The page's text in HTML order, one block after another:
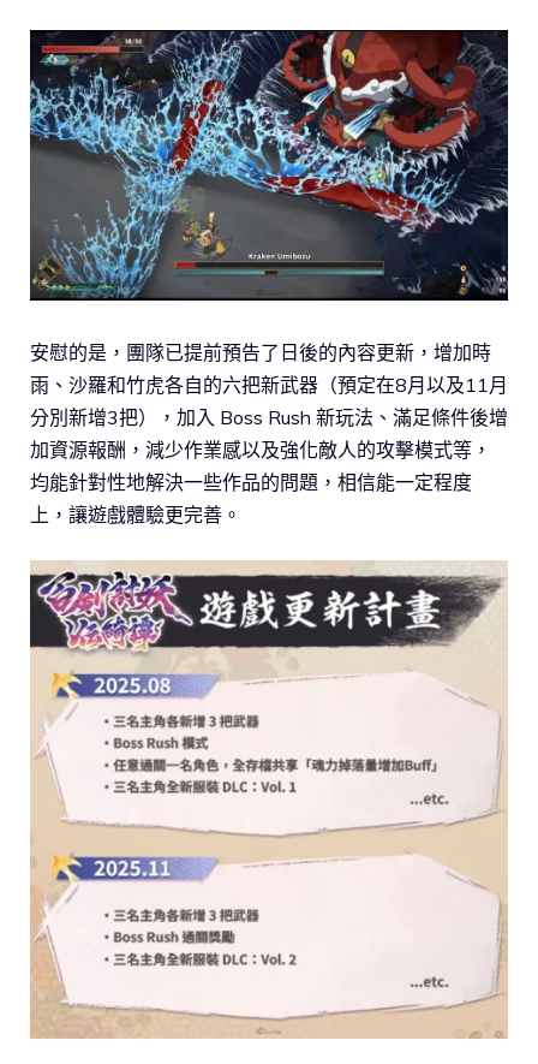
安慰的是，團隊已提前預告了日後的內容更新，增加時
雨、沙羅和竹虎各自的六把新武器（預定在8月以及11月
分別新增3把），加入 Boss Rush 新玩法、滿足條件後增
加資源報酬，減少作業感以及強化敵人的攻擊模式等，
均能針對性地解決一些作品的問題，相信能一定程度
上，讓遊戲體驗更完善。